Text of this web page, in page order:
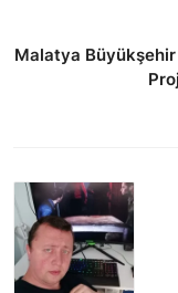
Malatya Büyükşehir